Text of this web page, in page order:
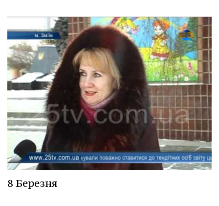
8 Березня